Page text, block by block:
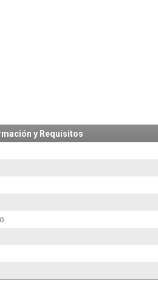
y Requisitos